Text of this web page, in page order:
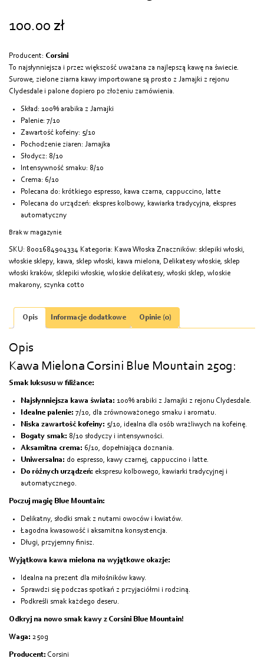
100.00 zł
Producent: Corsini
To najsłynniejsza i przez większość uważana za najlepszą kawę na świecie.
Surowe, zielone ziarna kawy importowane są prosto z Jamajki z rejonu
Clydesdale i palone dopiero po złożeniu zamówienia.
Skład: 100% arabika z Jamajki
Palenie: 7/10
Zawartość kofeiny: 5/10
Pochodzenie ziaren: Jamajka
Słodycz: 8/10
Intensywność smaku: 8/10
Crema: 6/10
Polecana do: krótkiego espresso, kawa czarna, cappuccino, latte
Polecana do urządzeń: ekspres kolbowy, kawiarka tradycyjna, ekspres
automatyczny
Brak w magazynie
SKU: 8001684904334 Kategoria: Kawa Włoska Znaczników: sklepiki włoski,
włoskie sklepy, kawa, sklep włoski, kawa mielona, Delikatesy włoskie, sklep
włoski kraków, sklepiki włoskie, wloskie delikatesy, włoski sklep, wloskie
makarony, szynka cotto
Opis Informacje dodatkowe Opinie (0)
Opis
Kawa Mielona Corsini Blue Mountain 250g:
Smak luksusu w filiżance:
Najsłynniejsza kawa świata: 100% arabiki z Jamajki z rejonu Clydesdale.
Idealne palenie: 7/10, dla zrównoważonego smaku i aromatu.
Niska zawartość kofeiny: 5/10, idealna dla osób wrażliwych na kofeinę.
Bogaty smak: 8/10 słodyczy i intensywności.
Aksamitna crema: 6/10, dopełniająca doznania.
Uniwersalna: do espresso, kawy czarnej, cappuccino i latte.
Do różnych urządzeń: ekspresu kolbowego, kawiarki tradycyjnej i
automatycznego.
Poczuj magię Blue Mountain:
Delikatny, słodki smak z nutami owoców i kwiatów.
Łagodna kwasowość i aksamitna konsystencja.
Długi, przyjemny finisz.
Wyjątkowa kawa mielona na wyjątkowe okazje:
Idealna na prezent dla miłośników kawy.
Sprawdzi się podczas spotkań z przyjaciółmi i rodziną.
Podkreśli smak każdego deseru.
Odkryj na nowo smak kawy z Corsini Blue Mountain!
Waga: 250g
Producent: Corsini